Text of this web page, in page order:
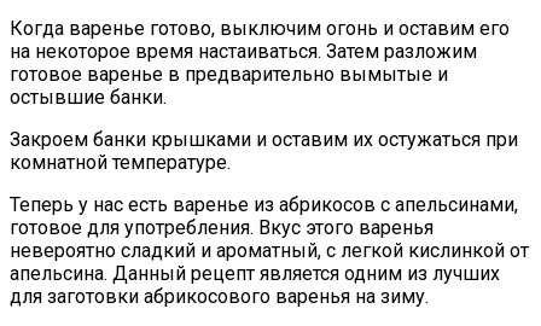
Когда варенье готово, выключим огонь и оставим его
на некоторое время настаиваться. Затем разложим
готовое варенье в предварительно вымытые и
остывшие банки.
Закроем банки крышками и оставим их остужаться при
комнатной температуре.
Теперь у нас есть варенье из абрикосов с апельсинами,
готовое для употребления. Вкус этого варенья
невероятно сладкий и ароматный, с легкой кислинкой от
апельсина. Данный рецепт является одним из лучших
для заготовки абрикосового варенья на зиму.